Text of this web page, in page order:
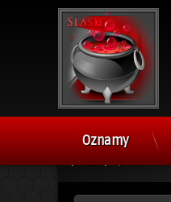
Oznamy
RUBRIKY